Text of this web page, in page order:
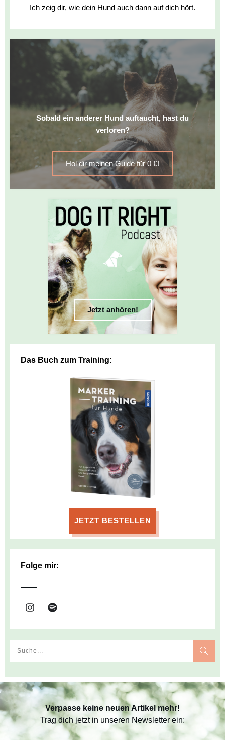
Ich zeig dir, wie dein Hund auch dann auf dich hört.
Sobald ein anderer Hund auftaucht, hast du
verloren?
Hol dir meinen Guide für 0 €!
Jetzt anhören!
Das Buch zum Training:
JETZT BESTELLEN
Folge mir:
Verpasse keine neuen Artikel mehr!
Trag dich jetzt in unseren Newsletter ein: